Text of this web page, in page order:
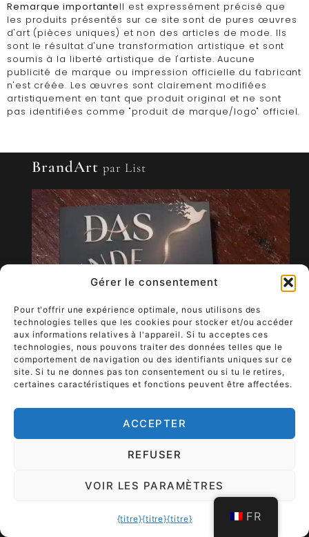
Gérer le consentement
Pour t'offrir une expérience optimale, nous utilisons des
technologies telles que les cookies pour stocker et/ou accéder
aux informations relatives à l'appareil. Si tu acceptes ces
technologies, nous pouvons traiter des données telles que le
comportement de navigation ou des identifiants uniques sur ce
site. Si tu ne donnes pas ton consentement ou si tu le retires,
certaines caractéristiques et fonctions peuvent être affectées.
ACCEPTER
REFUSER
VOIR LES PARAMÈTRES
{titre}{titre}{titre}
Remarque importanteIl est expressément précisé que
les produits présentés sur ce site sont de pures œuvres
d'art (pièces uniques) et non des articles de mode. Ils
sont le résultat d'une transformation artistique et sont
soumis à la liberté artistique de l'artiste. Aucune
publicité de marque ou impression officielle du fabricant
n'est créée. Les œuvres sont clairement modifiées
artistiquement en tant que produit original et ne sont
pas identifiées comme "produit de marque/logo" officiel.
BrandArt par List
FR